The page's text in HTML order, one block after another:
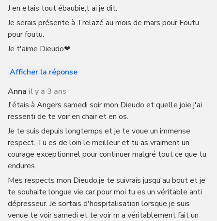
J en etais tout ébaubie,t ai je dit.
Je serais présente à Trelazé au mois de mars pour Foutu
pour foutu.
Je t'aime Dieudo❤
Afficher la réponse
Anna il y a 3 ans
J'étais à Angers samedi soir mon Dieudo et quelle joie j'ai
ressenti de te voir en chair et en os.
Je te suis depuis longtemps et je te voue un immense
respect. Tu es de loin le meilleur et tu as vraiment un
courage exceptionnel pour continuer malgré tout ce que tu
endures.
Mes respects mon Dieudo,je te suivrais jusqu'au bout et je
te souhaite longue vie car pour moi tu es un véritable anti
dépresseur. Je sortais d'hospitalisation lorsque je suis
venue te voir samedi et te voir m a véritablement fait un